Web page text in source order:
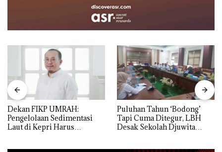
Dekan FIKP UMRAH:
Pengelolaan Sedimentasi
Laut di Kepri Harus
Puluhan Tahun ‘Bodong’
Tapi Cuma Ditegur, LBH
Desak Sekolah Djuwita